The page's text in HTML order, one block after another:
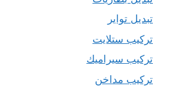
تبديل تواير
تركيب ستلايت
تركيب سيراميك
تركيب مداخن